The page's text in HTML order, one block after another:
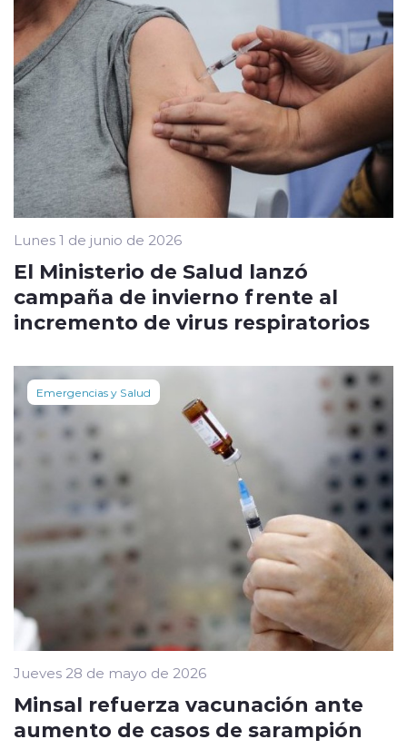
Lunes 1 de junio de 2026
El Ministerio de Salud lanzó
campaña de invierno frente al
incremento de virus respiratorios
Emergencias y Salud
Jueves 28 de mayo de 2026
Minsal refuerza vacunación ante
aumento de casos de sarampión